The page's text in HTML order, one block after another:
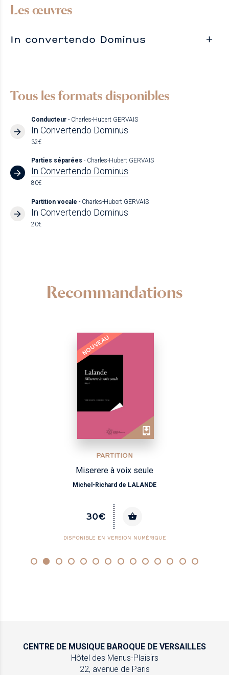
Les œuvres
In convertendo Dominus
Tous les formats disponibles
Conducteur - Charles-Hubert GERVAIS
In Convertendo Dominus
32€
Parties séparées - Charles-Hubert GERVAIS
In Convertendo Dominus
80€
Partition vocale - Charles-Hubert GERVAIS
In Convertendo Dominus
20€
Recommandations
NOUVEAU
PARTITION
Miserere à voix seule
Michel-Richard de LALANDE
30€
DISPONIBLE EN VERSION NUMÉRIQUE
CENTRE DE MUSIQUE BAROQUE DE VERSAILLES
Hôtel des Menus-Plaisirs
22, avenue de Paris